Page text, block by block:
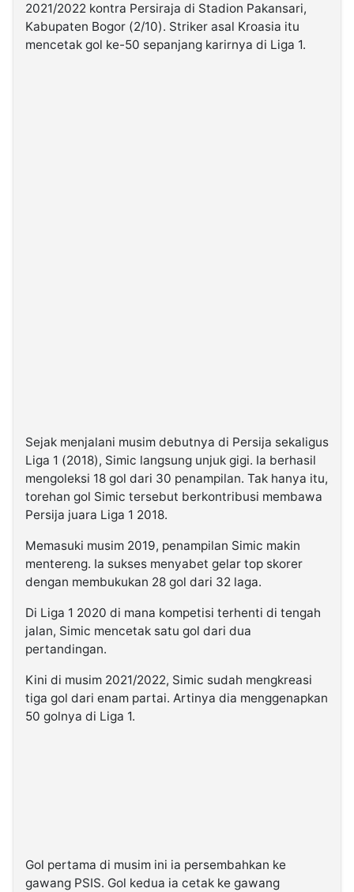
Kabarbaru.co
2021/2022 kontra Persiraja di Stadion Pakansari,
Kabupaten Bogor (2/10). Striker asal Kroasia itu
mencetak gol ke-50 sepanjang karirnya di Liga 1.
Sejak menjalani musim debutnya di Persija sekaligus
Liga 1 (2018), Simic langsung unjuk gigi. Ia berhasil
mengoleksi 18 gol dari 30 penampilan. Tak hanya itu,
torehan gol Simic tersebut berkontribusi membawa
Persija juara Liga 1 2018.
Memasuki musim 2019, penampilan Simic makin
mentereng. Ia sukses menyabet gelar top skorer
dengan membukukan 28 gol dari 32 laga.
Di Liga 1 2020 di mana kompetisi terhenti di tengah
jalan, Simic mencetak satu gol dari dua
pertandingan.
Kini di musim 2021/2022, Simic sudah mengkreasi
tiga gol dari enam partai. Artinya dia menggenapkan
50 golnya di Liga 1.
Gol pertama di musim ini ia persembahkan ke
gawang PSIS. Gol kedua ia cetak ke gawang